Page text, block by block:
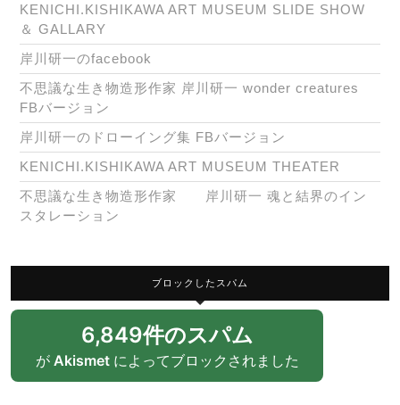
KENICHI.KISHIKAWA ART MUSEUM SLIDE SHOW
＆ GALLARY
岸川研一のfacebook
不思議な生き物造形作家 岸川研一 wonder creatures
FBバージョン
岸川研一のドローイング集 FBバージョン
KENICHI.KISHIKAWA ART MUSEUM THEATER
不思議な生き物造形作家 岸川研一 魂と結界のイン
スタレーション
ブロックしたスパム
6,849件のスパム
が Akismetによってブロックされました